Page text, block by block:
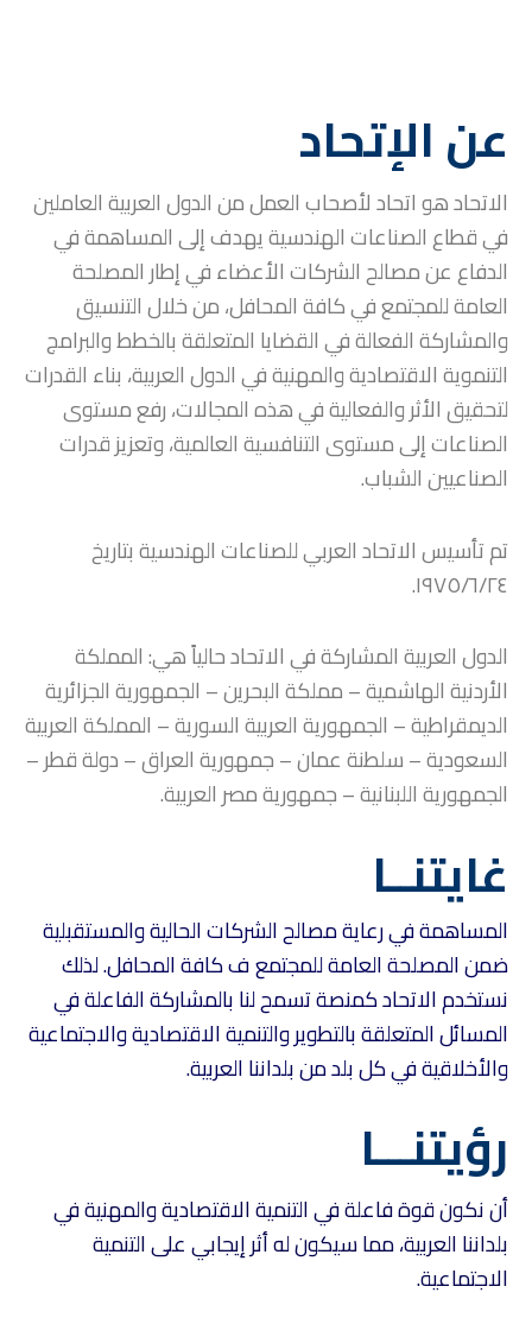
عن الإتحاد
الاتحاد هو اتحاد لأصحاب العمل من الدول العربية العاملين
في قطاع الصناعات الهندسية يهدف إلى المساهمة في
الدفاع عن مصالح الشركات الأعضاء في إطار المصلحة
العامة للمجتمع في كافة المحافل، من خلال التنسيق
والمشاركة الفعالة في القضايا المتعلقة بالخطط والبرامج
التنموية الاقتصادية والمهنية في الدول العربية، بناء القدرات
لتحقيق الأثر والفعالية في هذه المجالات، رفع مستوى
الصناعات إلى مستوى التنافسية العالمية، وتعزيز قدرات
الصناعيين الشباب.
تم تأسيس الاتحاد العربي للصناعات الهندسية بتاريخ
١٩٧٥/٦/٢٤.
الدول العربية المشاركة في الاتحاد حالياً هي: المملكة
الأردنية الهاشمية – مملكة البحرين – الجمهورية الجزائرية
الديمقراطية – الجمهورية العربية السورية – المملكة العربية
السعودية – سلطنة عمان – جمهورية العراق – دولة قطر –
الجمهورية اللبنانية – جمهورية مصر العربية.
غايتنــا
المساهمة في رعاية مصالح الشركات الحالية والمستقبلية
ضمن المصلحة العامة للمجتمع ف كافة المحافل. لذلك
نستخدم الاتحاد كمنصة تسمح لنا بالمشاركة الفاعلة في
المسائل المتعلقة بالتطوير والتنمية الاقتصادية والاجتماعية
والأخلاقية في كل بلد من بلداننا العربية.
رؤيتنـــا
أن نكون قوة فاعلة في التنمية الاقتصادية والمهنية في
بلداننا العربية، مما سيكون له أثر إيجابي على التنمية
الاجتماعية.